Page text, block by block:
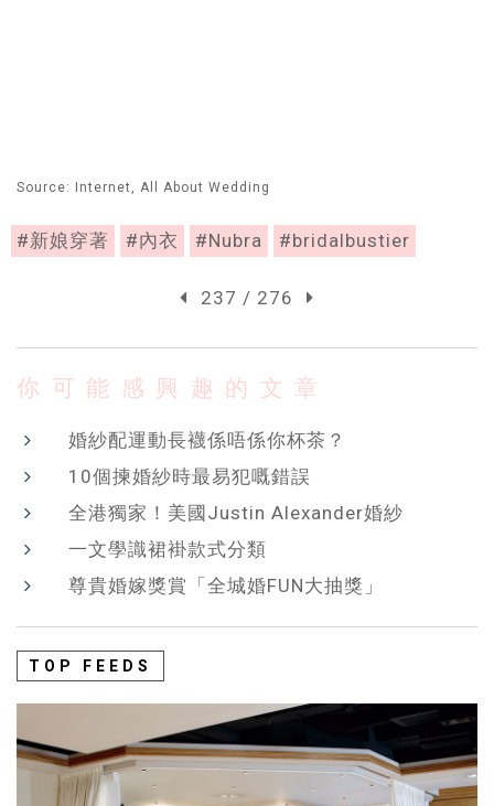
Source: Internet, All About Wedding
#新娘穿著 #內衣 #Nubra #bridalbustier
237 / 276
你可能感興趣的文章
婚紗配運動長襪係唔係你杯茶？
10個揀婚紗時最易犯嘅錯誤
全港獨家！美國Justin Alexander婚紗
一文學識裙褂款式分類
尊貴婚嫁獎賞「全城婚FUN大抽獎」
TOP FEEDS